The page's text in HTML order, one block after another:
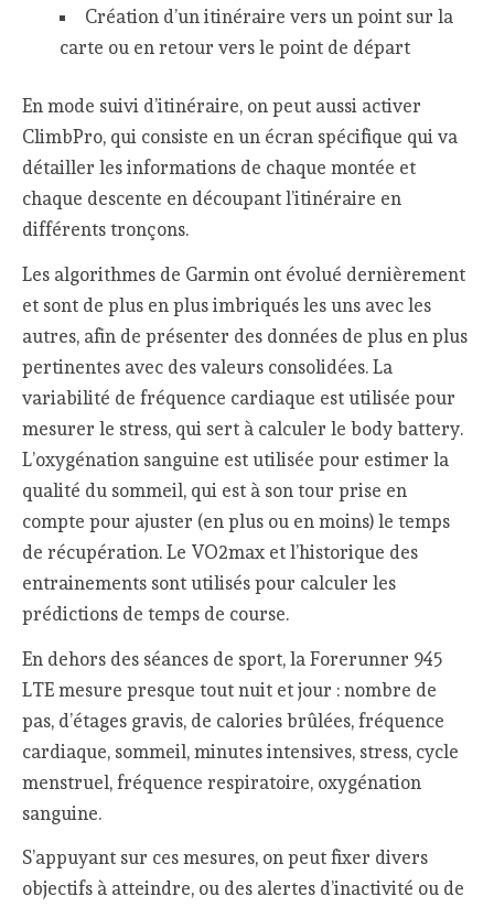
Création d’un itinéraire vers un point sur la
carte ou en retour vers le point de départ
En mode suivi d’itinéraire, on peut aussi activer
ClimbPro, qui consiste en un écran spécifique qui va
détailler les informations de chaque montée et
chaque descente en découpant l’itinéraire en
différents tronçons.
Les algorithmes de Garmin ont évolué dernièrement
et sont de plus en plus imbriqués les uns avec les
autres, afin de présenter des données de plus en plus
pertinentes avec des valeurs consolidées. La
variabilité de fréquence cardiaque est utilisée pour
mesurer le stress, qui sert à calculer le body battery.
L’oxygénation sanguine est utilisée pour estimer la
qualité du sommeil, qui est à son tour prise en
compte pour ajuster (en plus ou en moins) le temps
de récupération. Le VO2max et l’historique des
entrainements sont utilisés pour calculer les
prédictions de temps de course.
En dehors des séances de sport, la Forerunner 945
LTE mesure presque tout nuit et jour : nombre de
pas, d’étages gravis, de calories brûlées, fréquence
cardiaque, sommeil, minutes intensives, stress, cycle
menstruel, fréquence respiratoire, oxygénation
sanguine.
S’appuyant sur ces mesures, on peut fixer divers
objectifs à atteindre, ou des alertes d’inactivité ou de